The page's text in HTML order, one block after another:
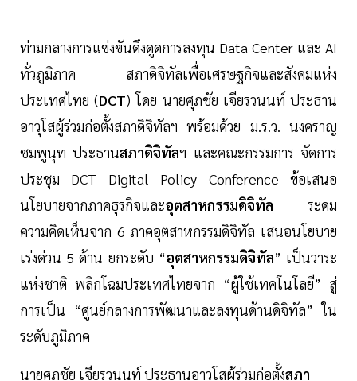
ท่ามกลางการแข่งขันดึงดูดการลงทุน Data Center และ AI
ทั่วภูมิภาค สภาดิจิทัลเพื่อเศรษฐกิจและสังคมแห่ง
ประเทศไทย (DCT) โดย นายศุภชัย เจียรวนนท์ ประธาน
อาวุโสผู้ร่วมก่อตั้งสภาดิจิทัลฯ พร้อมด้วย ม.ร.ว. นงคราญ
ชมพูนุท ประธานสภาดิจิทัลฯ และคณะกรรมการ จัดการ
ประชุม DCT Digital Policy Conference ข้อเสนอ
นโยบายจากภาคธุรกิจและอุตสาหกรรมดิจิทัล
ระดม
ความคิดเห็นจาก 6 ภาคอุตสาหกรรมดิจิทัล เสนอนโยบาย
เร่งด่วน 5 ด้าน ยกระดับ “อุตสาหกรรมดิจิทัล” เป็นวาระ
แห่งชาติ พลิกโฉมประเทศไทยจาก “ผู้ใช้เทคโนโลยี” สู่
การเป็น “ศูนย์กลางการพัฒนาและลงทุนด้านดิจิทัล” ใน
ระดับภูมิภาค
นายศุภชัย เจียรวนนท์ ประธานอาวุโสผู้ร่วมก่อตั้งสภา